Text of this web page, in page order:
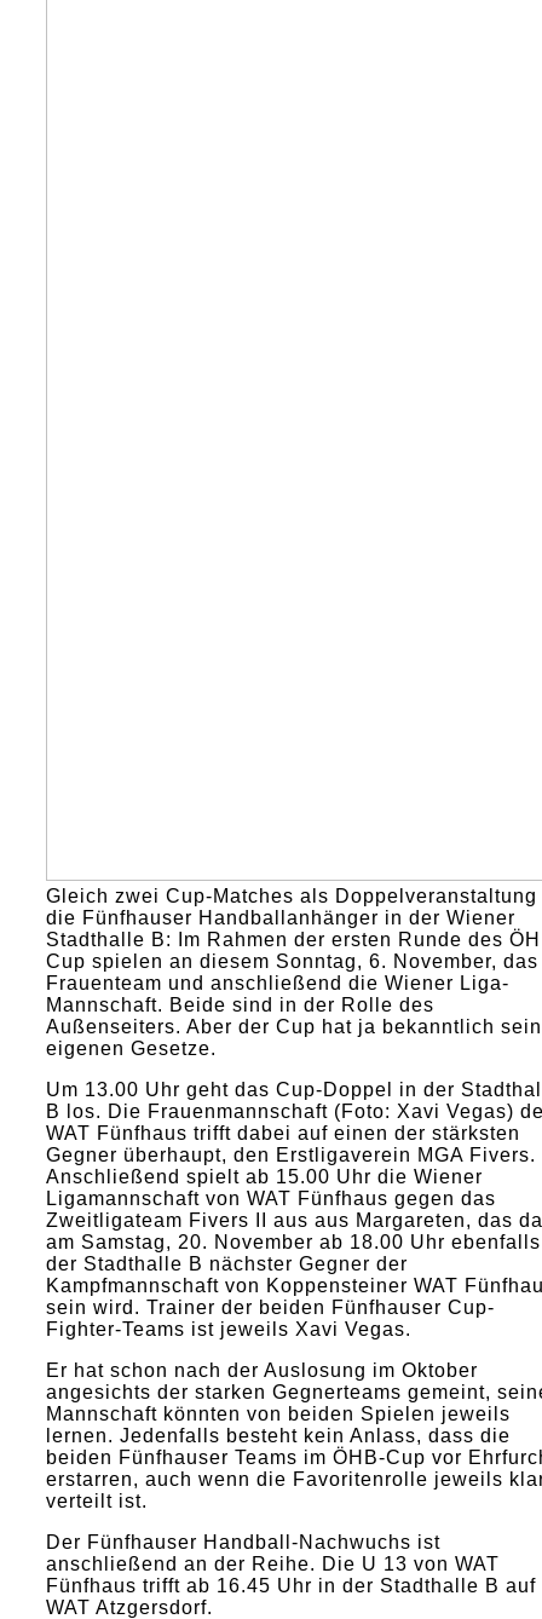
Gleich zwei Cup-Matches als Doppelveranstaltung
die Fünfhauser Handballanhänger in der Wiener
Stadthalle B: Im Rahmen der ersten Runde des
Cup spielen an diesem Sonntag, 6. November, das
Frauenteam und anschließend die Wiener Liga-
Mannschaft. Beide sind in der Rolle des
Außenseiters. Aber der Cup hat ja bekanntlich
eigenen Gesetze.
Um 13.00 Uhr geht das Cup-Doppel in der
B los. Die Frauenmannschaft (Foto: Xavi Vegas)
WAT Fünfhaus trifft dabei auf einen der stärksten
Gegner überhaupt, den Erstligaverein MGA Fivers.
Anschließend spielt ab 15.00 Uhr die Wiener
Ligamannschaft von WAT Fünfhaus gegen das
Zweitligateam Fivers II aus aus Margareten, das
am Samstag, 20. November ab 18.00 Uhr
der Stadthalle B nächster Gegner der
Kampfmannschaft von Koppensteiner WAT
sein wird. Trainer der beiden Fünfhauser Cup-
Fighter-Teams ist jeweils Xavi Vegas.
Er hat schon nach der Auslosung im Oktober
angesichts der starken Gegnerteams gemeint,
Mannschaft könnten von beiden Spielen jeweils
lernen. Jedenfalls besteht kein Anlass, dass die
beiden Fünfhauser Teams im ÖHB-Cup vor
erstarren, auch wenn die Favoritenrolle jeweils
verteilt ist.
Der Fünfhauser Handball-Nachwuchs ist
anschließend an der Reihe. Die U 13 von WAT
Fünfhaus trifft ab 16.45 Uhr in der Stadthalle B auf
WAT Atzgersdorf.